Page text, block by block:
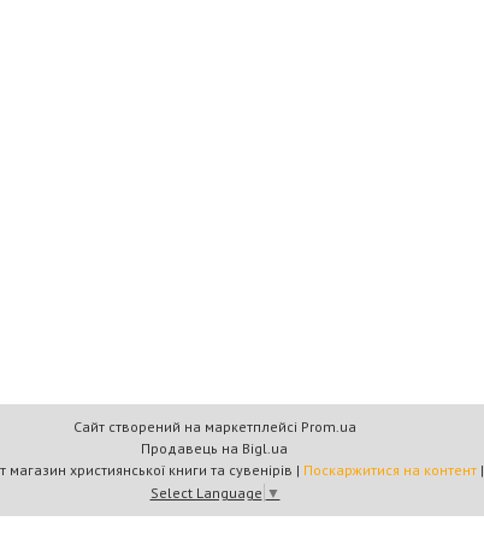
Сайт створений на маркетплейсі Prom.ua
Продавець на Bigl.ua
Книжковий дім «Барви+» — Інтернет магазин християнської книги та сувенірів | Поскаржитися на контент |
Select Language ▼